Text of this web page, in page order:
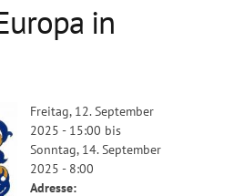
in
Freitag, 12. September
2025 - 15:00 bis
Sonntag, 14. September
2025 - 8:00
Adresse: